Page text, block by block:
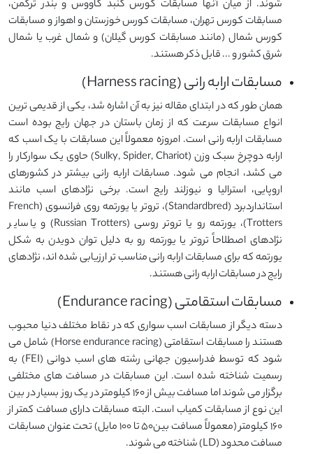
شوند. از میان آنها مسابقات کورس گنبد کاووس و بندر ترکمن،
مسابقات کورس تهران، مسابقات کورس خوزستان و اهواز و مسابقات
کورس شمال (مانند مسابقات کورس گیلان) و شمال غرب یا شمال
شرق کشور و ... قابل ذکر هستند.
مسابقات ارابه رانی (Harness racing)
همان طور که در ابتدای مقاله نیز به آن اشاره شد، یکی از قدیمی ترین
انواع مسابقات سرعت که از زمان باستان در جهان رایج بوده است
مسابقات ارابه رانی است. امروزه معمولاً این مسابقات با یک اسب که
ارابه دوچرخ سبک وزن (Sulky, Spider, Chariot) حاوی یک سوارکار را
می کشد، انجام می شود. مسابقات ارابه رانی بیشتر در کشورهای
اروپایی، استرالیا و نیوزلند رایج است. برخی نژادهای اسب مانند
استانداردبرد (Standardbred)، تروتر یا یورتمه روی فرانسوی (French
Trotters)، یورتمه رو یا تروتر روسی (Russian Trotters) و یا سایر
نژادهای اصطلاحاً تروتر یا یورتمه رو به دلیل توان دویدن به شکل
یورتمه که برای مسابقات ارابه رانی مناسب تر ارزیابی شده اند، نژادهای
رایج در مسابقات ارابه رانی هستند.
مسابقات استقامتی (Endurance racing)
دسته دیگر از مسابقات اسب سواری که در نقاط مختلف دنیا محبوب
هستند را مسابقات استقامتی (Horse endurance racing) شامل می
شود که توسط فدراسیون جهانی رشته های اسب دوانی (FEI) به
رسمیت شناخته شده است. این مسابقات در مسافت های مختلفی
برگزار می شوند اما مسافت بیش از 160 کیلومتر در یک روز بسیار در بین
این نوع از مسابقات کمیاب است. البته مسابقات دارای مسافت کمتر از
160 کیلومتر (معمولاً مسافت بین50 تا 100 مایل) تحت عنوان مسابقات
مسافت محدود (LD) شناخته می شوند.